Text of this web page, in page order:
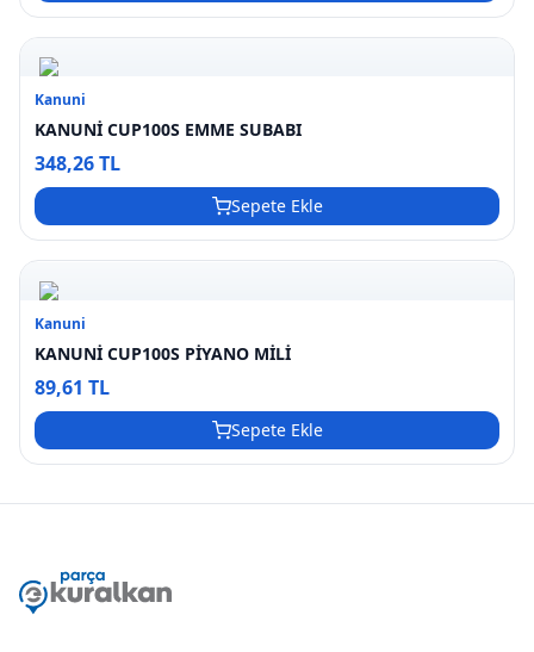
Kanuni
KANUNİ CUP100S EMME SUBABI
348,26 TL
Sepete Ekle
Kanuni
KANUNİ CUP100S PİYANO MİLİ
89,61 TL
Sepete Ekle